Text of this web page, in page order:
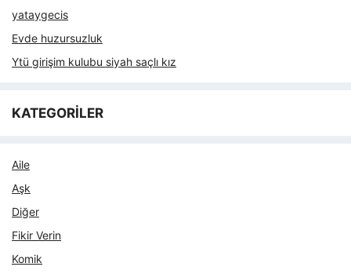
yataygecis
Evde huzursuzluk
Ytü girişim kulubu siyah saçlı kız
KATEGORİLER
Aile
Aşk
Diğer
Fikir Verin
Komik